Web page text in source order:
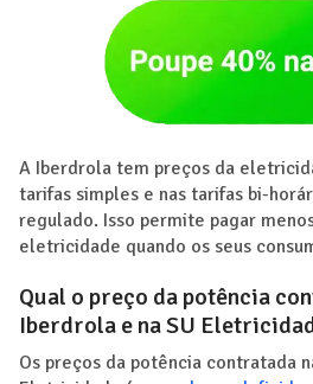
A Iberdrola tem preços da
tarifas simples e nas tarifas bi-
regulado. Isso permite pagar
eletricidade quando os seus
Qual o preço da potência
Iberdrola e na SU
Os preços da potência contratada